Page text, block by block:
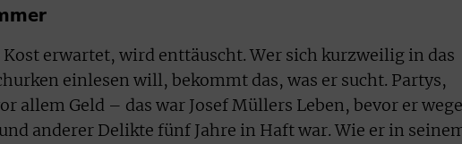
erwartet, wird enttäuscht. Wer sich kurzweilig in das
einlesen will, bekommt das, was er sucht. Partys,
allem Geld – das war Josef Müllers Leben, bevor er
anderer Delikte fünf Jahre in Haft war. Wie er in